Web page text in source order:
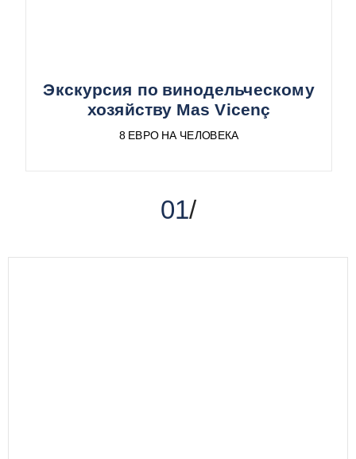
01
Экскурсия по винодельческому
хозяйству Mas Vicenç
8 ЕВРО НА ЧЕЛОВЕКА